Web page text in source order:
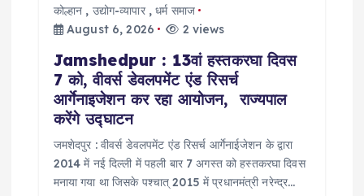
कोल्हान , उद्योग-व्यापार,धर्म समाज
August 6, 2026
2 views
Jamshedpur : 13वां हस्तकरघा दिवस
7 को, वीवर्स डेवलपमेंट एंड रिसर्च
आर्गेनाइजेशन कर रहा आयोजन, राज्यपाल
करेंगे उद्घाटन
जमशेदपुर : वीवर्स डेवलपमेंट एंड रिसर्च आर्गेनाईजेशन के द्वारा
2014 में नई दिल्ली में पहली बार 7 अगस्त को हस्तकरघा दिवस
मनाया गया था जिसके पश्चात् 2015 में प्रधानमंत्री नरेन्द्र…